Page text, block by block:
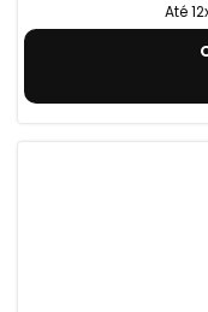
Até